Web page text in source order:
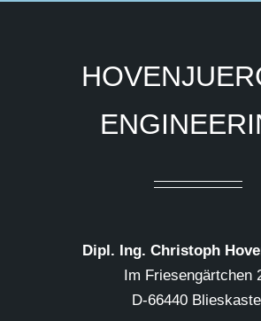
Dipl. Ing. Christoph
Im Friesengärtchen
D-66440